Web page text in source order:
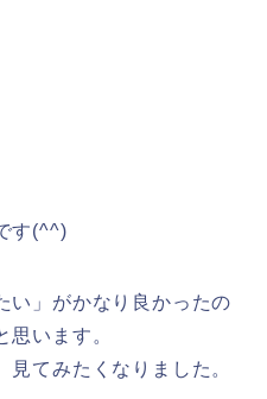
す(^^)
い」がかなり良かったの
思います。
てみたくなりました。